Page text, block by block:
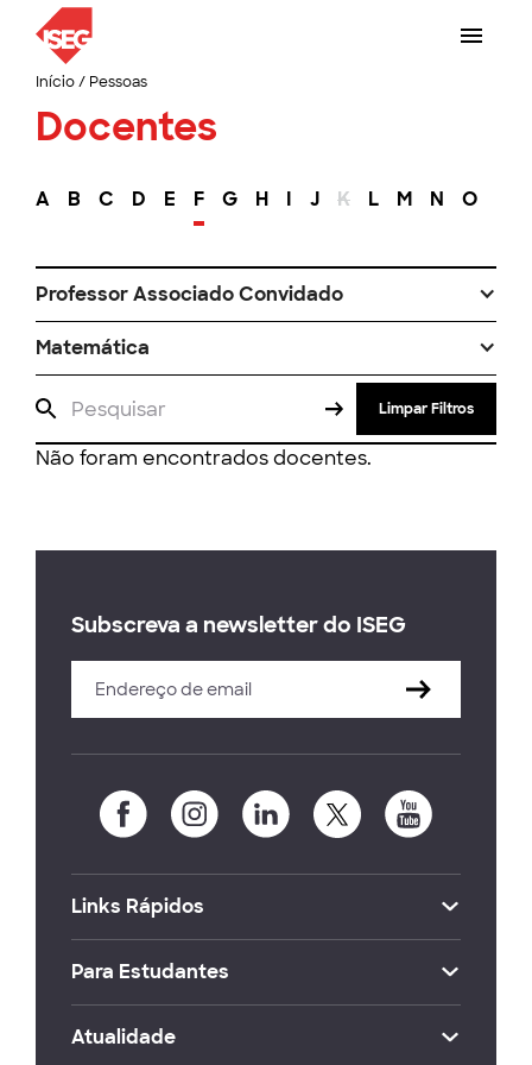
Início/ Pessoas
Docentes
A B C D E F G H I J K L M N O
Professor Associado Convidado
Matemática
Limpar Filtros
Não foram encontrados docentes.
Subscreva a newsletter do ISEG
Links Rápidos
Para Estudantes
Atualidade